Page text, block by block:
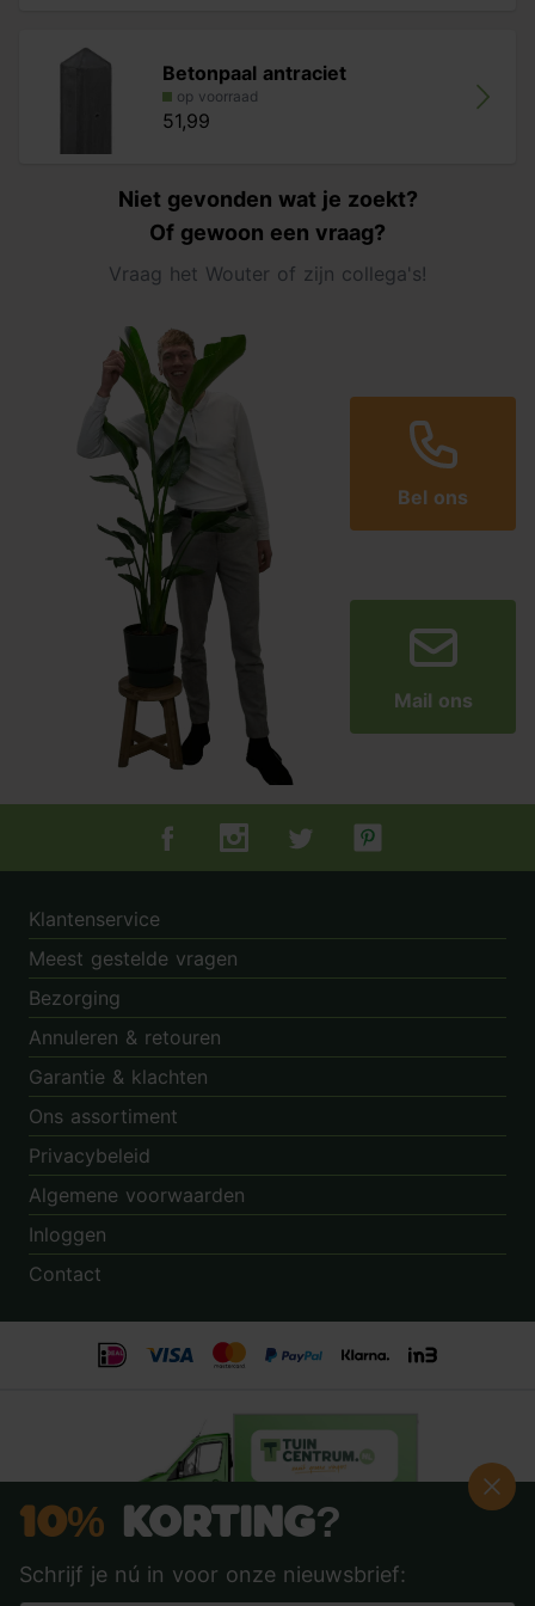
Betonpaal antraciet
op voorraad
51,99
Niet gevonden wat je zoekt?
Of gewoon een vraag?
Vraag het Wouter of zijn collega's!
Bel ons
Mail ons
Tuincentrum.nl op Facebook
Tuincentrum.nl op Instagram
Tuincentrum.nl op Twitter
Tuincentrum.nl op
Klantenservice
Meest gestelde vragen
Bezorging
Annuleren & retouren
Garantie & klachten
Ons assortiment
Privacybeleid
Algemene voorwaarden
Inloggen
Contact
Beoordeling:8.9door3.862klanten
10% Korting?
Schrijf je nú in voor onze nieuwsbrief: